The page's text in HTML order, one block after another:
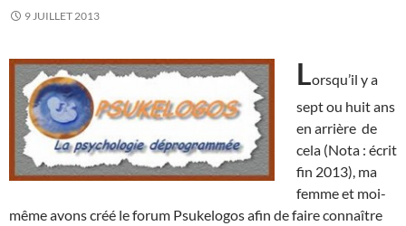
9 JUILLET 2013
Lorsqu’il y a
sept ou huit ans
en arrière de
cela (Nota : écrit
fin 2013), ma
femme et moi-
même avons créé le forum Psukelogos afin de faire connaître